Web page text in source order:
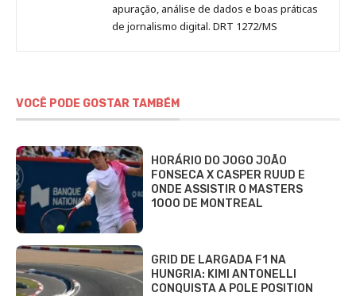
apuração, análise de dados e boas práticas
de jornalismo digital. DRT 1272/MS
VOCÊ PODE GOSTAR TAMBÉM
HORÁRIO DO JOGO JOÃO
FONSECA X CASPER RUUD E
ONDE ASSISTIR O MASTERS
1000 DE MONTREAL
GRID DE LARGADA F1 NA
HUNGRIA: KIMI ANTONELLI
CONQUISTA A POLE POSITION